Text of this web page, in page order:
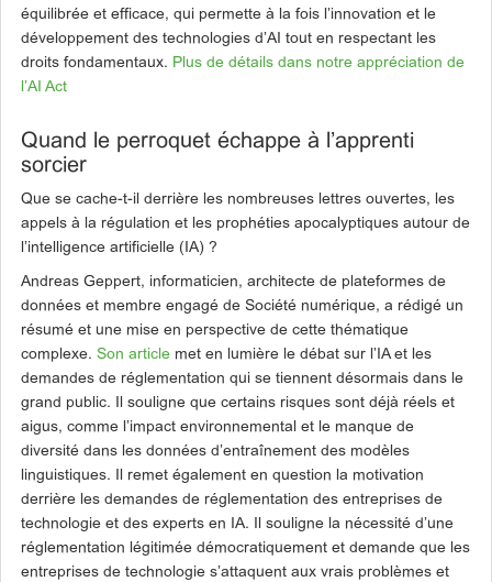
équilibrée et efficace, qui permette à la fois l’innovation et le
développement des technologies d’AI tout en respectant les
droits fondamentaux. Plus de détails dans notre appréciation de
l’AI Act
Quand le perroquet échappe à l’apprenti
sorcier
Que se cache-t-il derrière les nombreuses lettres ouvertes, les
appels à la régulation et les prophéties apocalyptiques autour de
l’intelligence artificielle (IA) ?
Andreas Geppert, informaticien, architecte de plateformes de
données et membre engagé de Société numérique, a rédigé un
résumé et une mise en perspective de cette thématique
complexe. Son article met en lumière le débat sur l’IA et les
demandes de réglementation qui se tiennent désormais dans le
grand public. Il souligne que certains risques sont déjà réels et
aigus, comme l’impact environnemental et le manque de
diversité dans les données d’entraînement des modèles
linguistiques. Il remet également en question la motivation
derrière les demandes de réglementation des entreprises de
technologie et des experts en IA. Il souligne la nécessité d’une
réglementation légitimée démocratiquement et demande que les
entreprises de technologie s’attaquent aux vrais problèmes et